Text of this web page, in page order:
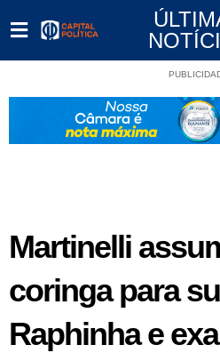
Martinelli
coringa para
Raphinha e